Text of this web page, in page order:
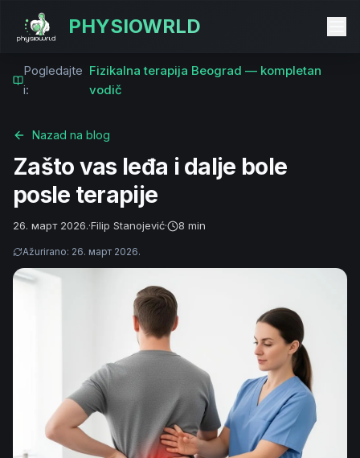
PHYSIOWRLD
Pogledajte
i:
Fizikalna terapija Beograd — kompletan
vodič
Nazad na blog
Zašto vas leđa i dalje bole
posle terapije
26. март 2026.·Filip Stanojević· 8 min
Ažurirano: 26. март 2026.